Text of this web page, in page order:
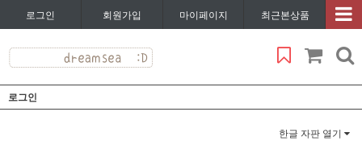
로그인 회원가입 마이페이지 최근본상품
로그인
한글 자판 열기